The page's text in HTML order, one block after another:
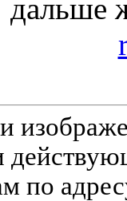
дальше
по